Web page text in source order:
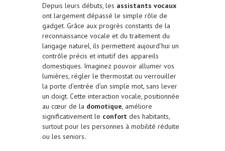
Depuis leurs débuts, les assistants vocaux
ont largement dépassé le simple rôle de
gadget. Grâce aux progrès constants de la
reconnaissance vocale et du traitement du
langage naturel, ils permettent aujourd’hui un
contrôle précis et intuitif des appareils
domestiques. Imaginez pouvoir allumer vos
lumières, régler le thermostat ou verrouiller
la porte d’entrée d’un simple mot, sans lever
un doigt. Cette interaction vocale, positionnée
au cœur de la domotique, améliore
significativement le confort des habitants,
surtout pour les personnes à mobilité réduite
ou les seniors.